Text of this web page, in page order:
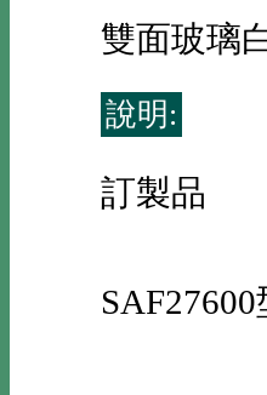
雙面玻璃
說明:
訂製品
SAF27600